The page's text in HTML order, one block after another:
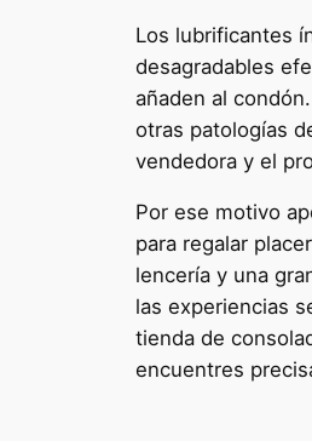
Los lubrificantes
desagradables
añaden al
otras patologías
vendedora y el
Por ese motivo
para regalar
lencería y una
las experiencias
tienda de
encuentres